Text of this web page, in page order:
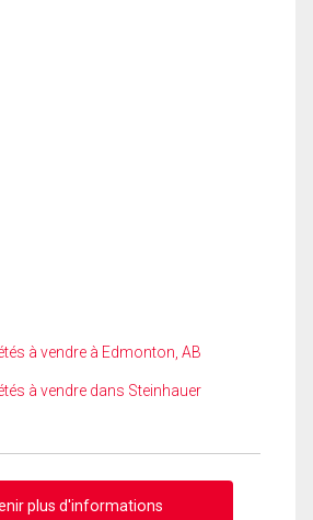
à vendre à Edmonton, AB
à vendre dans Steinhauer
plus d'informations